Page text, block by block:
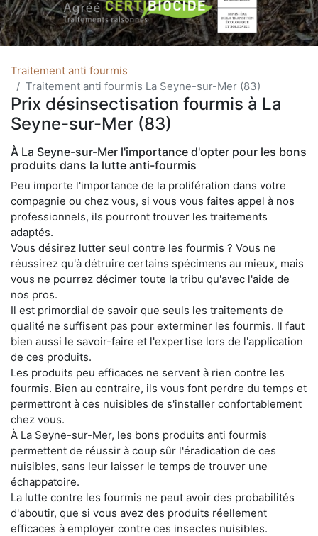
Traitement anti fourmis
Traitement anti fourmis La Seyne-sur-Mer (83)
Prix désinsectisation fourmis à La
Seyne-sur-Mer (83)
À La Seyne-sur-Mer l'importance d'opter pour les bons
produits dans la lutte anti-fourmis
Peu importe l'importance de la prolifération dans votre
compagnie ou chez vous, si vous vous faites appel à nos
professionnels, ils pourront trouver les traitements
adaptés.
Vous désirez lutter seul contre les fourmis ? Vous ne
réussirez qu'à détruire certains spécimens au mieux, mais
vous ne pourrez décimer toute la tribu qu'avec l'aide de
nos pros.
Il est primordial de savoir que seuls les traitements de
qualité ne suffisent pas pour exterminer les fourmis. Il faut
bien aussi le savoir-faire et l'expertise lors de l'application
de ces produits.
Les produits peu efficaces ne servent à rien contre les
fourmis. Bien au contraire, ils vous font perdre du temps et
permettront à ces nuisibles de s'installer confortablement
chez vous.
À La Seyne-sur-Mer, les bons produits anti fourmis
permettent de réussir à coup sûr l'éradication de ces
nuisibles, sans leur laisser le temps de trouver une
échappatoire.
La lutte contre les fourmis ne peut avoir des probabilités
d'aboutir, que si vous avez des produits réellement
efficaces à employer contre ces insectes nuisibles.